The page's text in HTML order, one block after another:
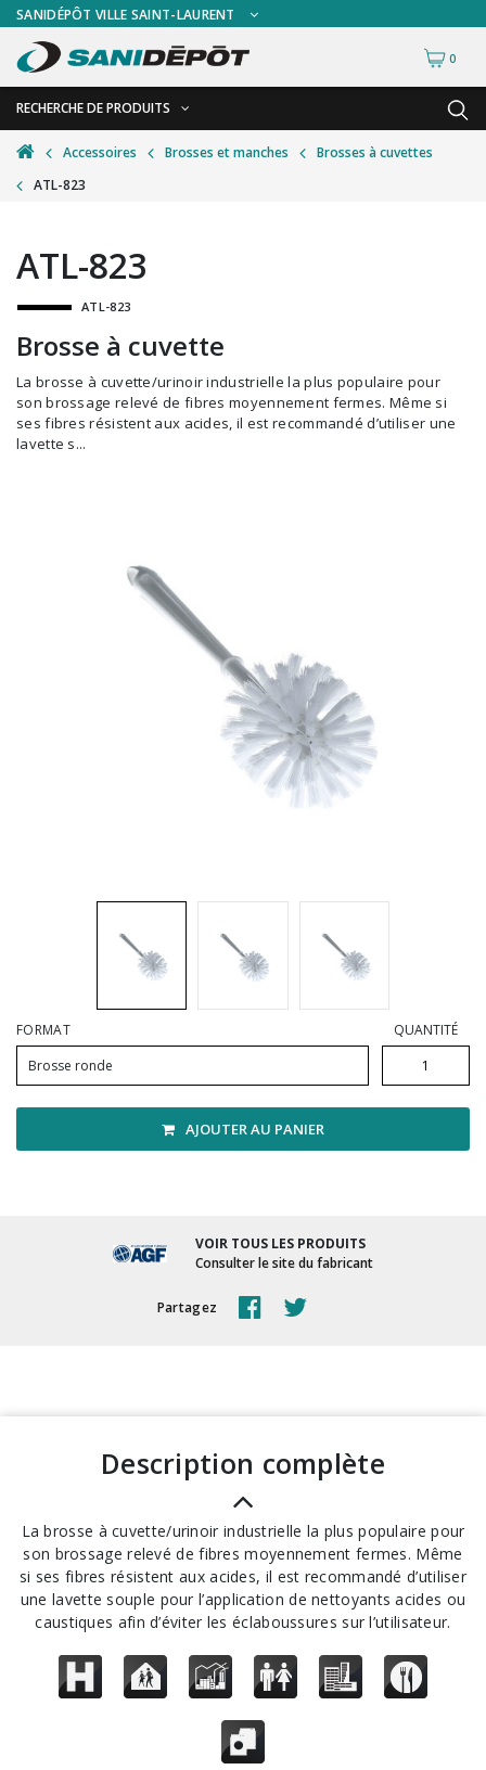
SANIDÉPÔT VILLE SAINT-LAURENT
0
RECHERCHE DE PRODUITS
RETOUR
Accessoires de sécurité
Accessoires pour le lavage de mur
Accessoires pour salles de bain
Alimentaire
Autres accessoires
Balais et porte-poussières
Chariots et manutention
Distributrices et supports
Grattoirs, moutons et racloirs pour vitres/planchers
Vadrouilles, manches et cadres
RETOUR
Gants
Plexiglas
Signalisations
Test de diagnostic
Thermomètre
Vêtements de sécurité
Accessoires Brosses et manches
Brosses à cuvettes
ATL-823
ATL-823
ATL-823
Brosse à cuvette
La brosse à cuvette/urinoir industrielle la plus populaire pour
son brossage relevé de fibres moyennement fermes. Même si
ses fibres résistent aux acides, il est recommandé d’utiliser une
lavette s...
FORMAT
Brosse ronde
QUANTITÉ
AJOUTER AU PANIER
VOIR TOUS LES PRODUITS
Consulter le site du fabricant
Partagez
description complète
La brosse à cuvette/urinoir industrielle la plus populaire pour
son brossage relevé de fibres moyennement fermes. Même
si ses fibres résistent aux acides, il est recommandé d’utiliser
une lavette souple pour l’application de nettoyants acides ou
caustiques afin d’éviter les éclaboussures sur l’utilisateur.